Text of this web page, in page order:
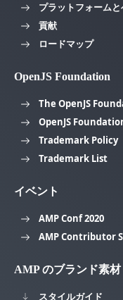
プラットフォーム
貢献
ロードマップ
OpenJS Foundation
The OpenJS
OpenJS
Trademark Policy
Trademark List
イベント
AMP Conf 2020
AMP Contributor
AMP のブランド素材
スタイルガイド